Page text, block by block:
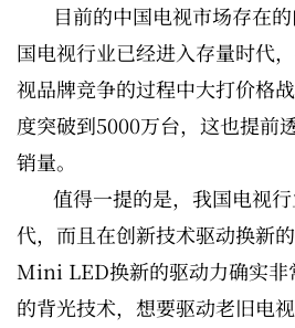
目前的中国电视市场存在
国电视行业已经进入存量时代
视品牌竞争的过程中大打价格
度突破到5000万台，这也提前
销量。
值得一提的是，我国电视
代，而且在创新技术驱动换新
Mini LED换新的驱动力确实非
的背光技术，想要驱动老旧电